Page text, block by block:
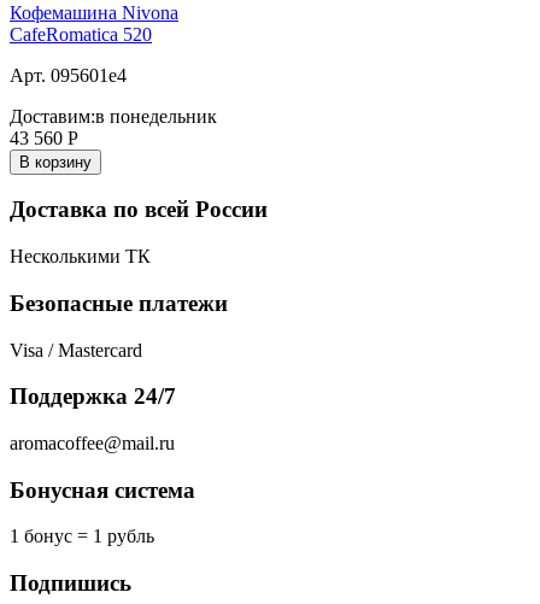
Кофемашина Nivona
CafeRomatica 520
Арт. 095601e4
Доставим:в понедельник
43 560 Р
В корзину
Доставка по всей России
Несколькими ТК
Безопасные платежи
Visa / Mastercard
Поддержка 24/7
aromacoffee@mail.ru
Бонусная система
1 бонус = 1 рубль
Подпишись